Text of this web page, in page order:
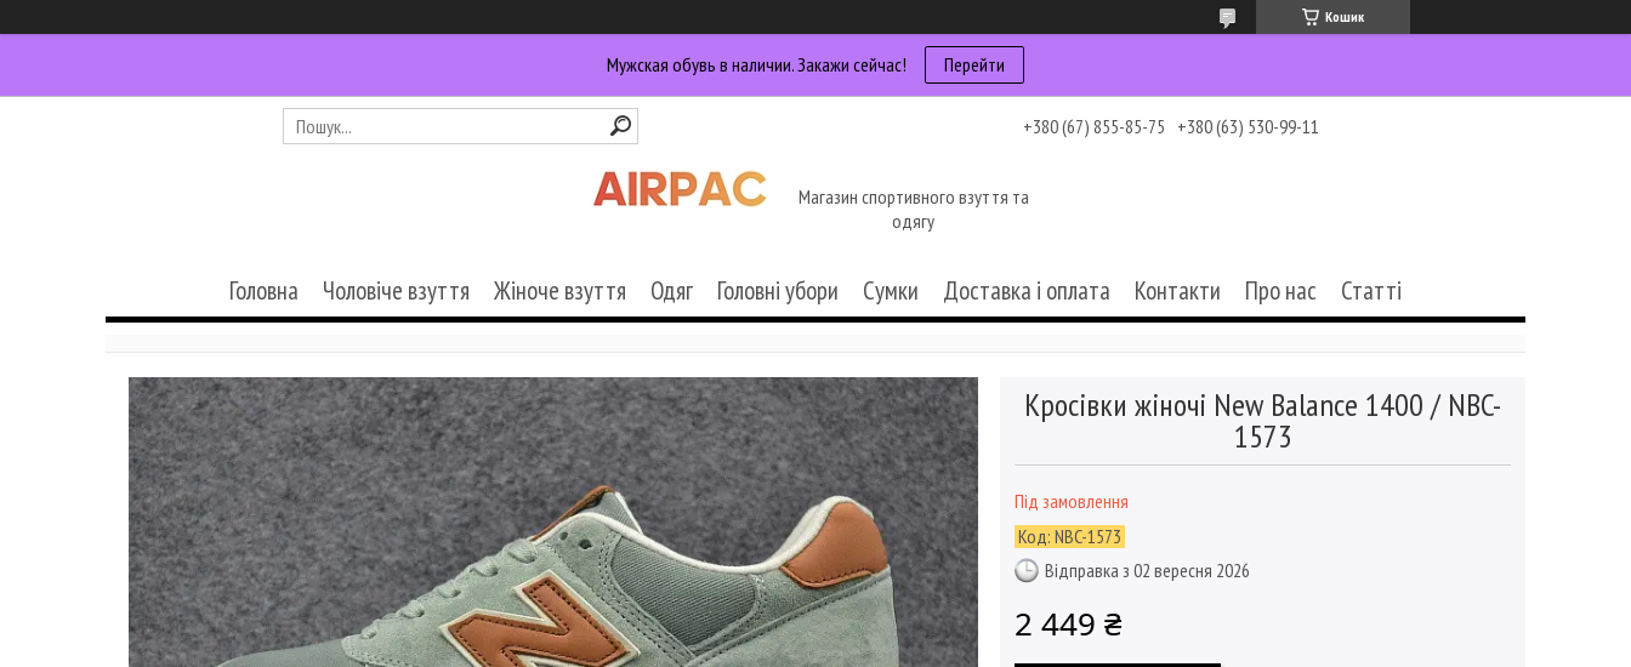
Кошик
Мужская обувь в наличии. Закажи сейчас! Перейти
+380 (67) 855-85-75 +380 (63) 530-99-11
Магазин спортивного взуття та
одягу
Головна Чоловіче взуття Жіноче взуття Одяг Головні убори Сумки Доставка і оплата Контакти Про нас Статті
Кросівки жіночі New Balance 1400 / NBC-
1573
Під замовлення
Код: NBC-1573
Відправка з 02 вересня 2026
2 449 ₴